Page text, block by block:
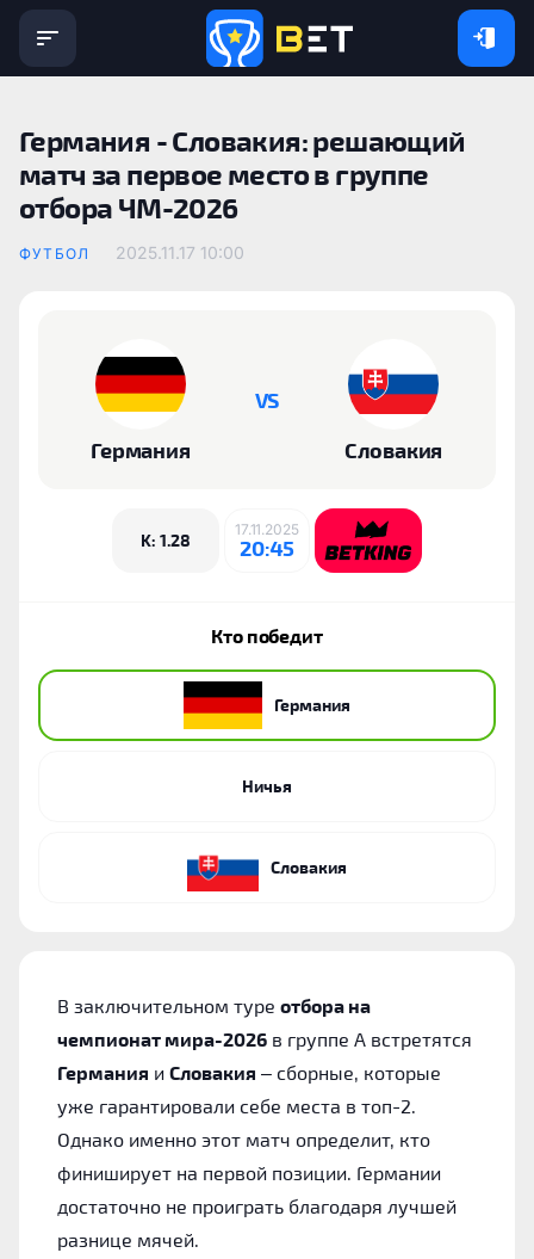
Германия - Словакия: решающий
матч за первое место в группе
отбора ЧМ-2026
ФУТБОЛ 2025.11.17 10:00
Германия
VS
Словакия
K: 1.28
17.11.2025
20:45
Кто победит
Германия
Ничья
Словакия
В заключительном туре отбора на
чемпионат мира-2026 в группе А встретятся
Германия и Словакия – сборные, которые
уже гарантировали себе места в топ-2.
Однако именно этот матч определит, кто
финиширует на первой позиции. Германии
достаточно не проиграть благодаря лучшей
разнице мячей.